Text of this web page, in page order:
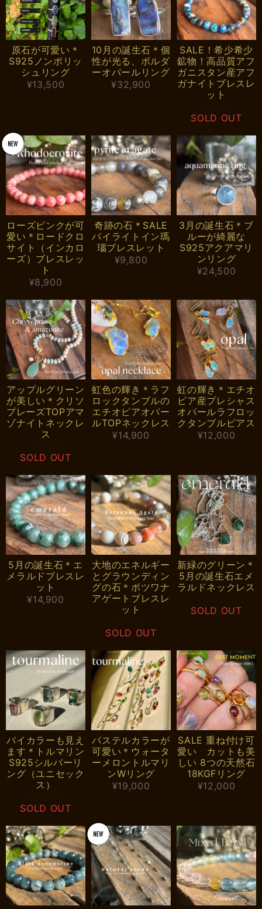
原石が可愛い＊
S925ノンポリッ
シュリング
¥13,500
10月の誕生石＊個
性が光る、ボルダ
ーオパールリング
¥32,900
SALE！希少希少
鉱物！高品質アフ
ガニスタン産アフ
ガナイトブレスレ
ット
SOLD OUT
ローズピンクが可
愛い＊ロードクロ
サイト（インカロ
ーズ）ブレスレッ
ト
¥8,900
奇跡の石＊SALE
パイライトイン瑪
瑙ブレスレット
¥9,800
3月の誕生石＊ブ
ルーが綺麗な
S925アクアマリ
ンリング
¥24,500
アップルグリーン
が美しい＊クリソ
プレーズTOPアマ
ゾナイトネックレ
ス
SOLD OUT
虹色の輝き＊ラフ
ロックタンブルの
エチオピアオパー
ルTOPネックレス
¥14,900
虹の輝き＊エチオ
ピア産プレシャス
オパールラフロッ
クタンブルピアス
¥12,000
5月の誕生石＊エ
メラルドブレスレ
ット
¥14,900
大地のエネルギー
とグラウンディン
グの石＊ボツワナ
アゲートブレスレ
ット
SOLD OUT
新緑のグリーン＊
5月の誕生石エメ
ラルドネックレス
SOLD OUT
バイカラーも見え
ます＊トルマリン
S925シルバーリ
ング（ユニセック
ス）
SOLD OUT
パステルカラーが
可愛い＊ウォータ
ーメロントルマリ
ンWリング
¥19,000
SALE 重ね付け可
愛い カットも美
しい 8つの天然石
18KGFリング
¥12,000